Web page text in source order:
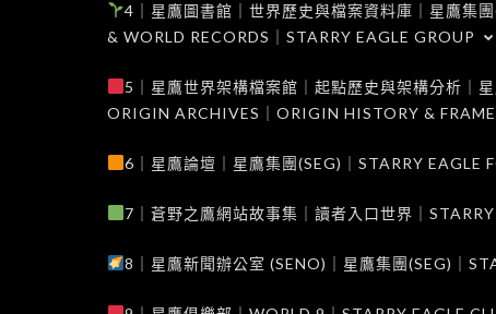
4｜星鷹圖書館｜世界歷史與檔案資料庫｜星鷹集
& WORLD RECORDS｜STARRY EAGLE GROUP
5｜星鷹世界架構檔案館｜起點歷史與架構分析｜
ORIGIN ARCHIVES｜ORIGIN HISTORY &
6｜星鷹論壇｜星鷹集團(SEG)｜STARRY EAGLE
7｜蒼野之鷹網站故事集｜讀者入口世界｜
8｜星鷹新聞辦公室 (SENO)｜星鷹集團(SEG)｜